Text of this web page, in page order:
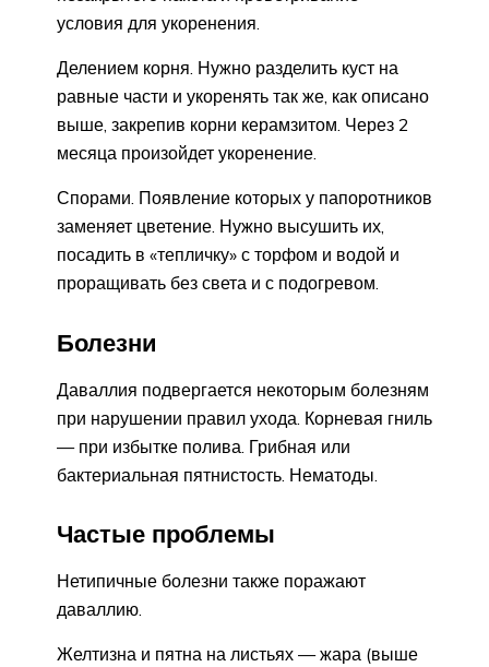
условия для укоренения.
Делением корня. Нужно разделить куст на
равные части и укоренять так же, как описано
выше, закрепив корни керамзитом. Через 2
месяца произойдет укоренение.
Спорами. Появление которых у папоротников
заменяет цветение. Нужно высушить их,
посадить в «тепличку» с торфом и водой и
проращивать без света и с подогревом.
Болезни
Даваллия подвергается некоторым болезням
при нарушении правил ухода. Корневая гниль
— при избытке полива. Грибная или
бактериальная пятнистость. Нематоды.
Частые проблемы
Нетипичные болезни также поражают
даваллию.
Желтизна и пятна на листьях — жара (выше